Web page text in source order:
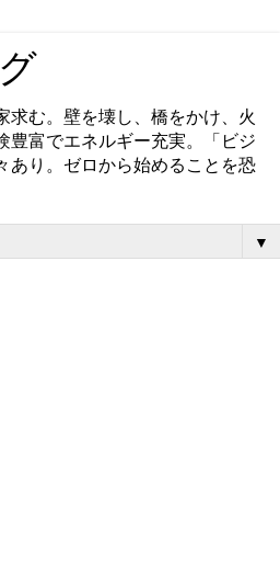
求む。壁を壊し、橋をかけ、火
豊富でエネルギー充実。「ビジ
あり。ゼロから始めることを恐
▼